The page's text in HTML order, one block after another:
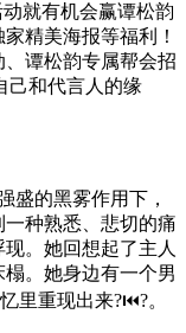
就有机会赢谭松韵
精美海报等福利！
谭松韵专属帮会招
己和代言人的缘
盛的黑雾作用下，
种熟悉、悲切的痛
。她回想起了主人
。她身边有一个男
里重现出来?⏮?。